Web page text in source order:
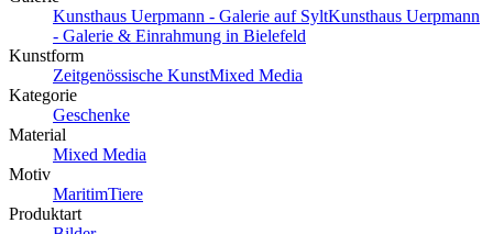
Kunsthaus Uerpmann - Galerie auf SyltKunsthaus Uerpmann
- Galerie & Einrahmung in Bielefeld
Kunstform
Zeitgenössische KunstMixed Media
Kategorie
Geschenke
Material
Mixed Media
Motiv
MaritimTiere
Produktart